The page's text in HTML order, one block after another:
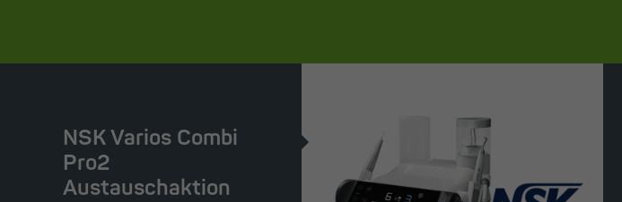
NSK Varios Combi
Pro2
Austauschaktion